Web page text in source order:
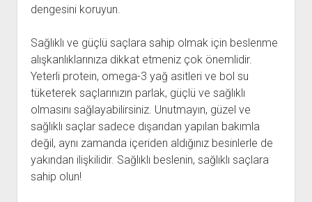
dengesini koruyun.
Sağlıklı ve güçlü saçlara sahip olmak için beslenme
alışkanlıklarınıza dikkat etmeniz çok önemlidir.
Yeterli protein, omega-3 yağ asitleri ve bol su
tüketerek saçlarınızın parlak, güçlü ve sağlıklı
olmasını sağlayabilirsiniz. Unutmayın, güzel ve
sağlıklı saçlar sadece dışarıdan yapılan bakımla
değil, aynı zamanda içeriden aldığınız besinlerle de
yakından ilişkilidir. Sağlıklı beslenin, sağlıklı saçlara
sahip olun!